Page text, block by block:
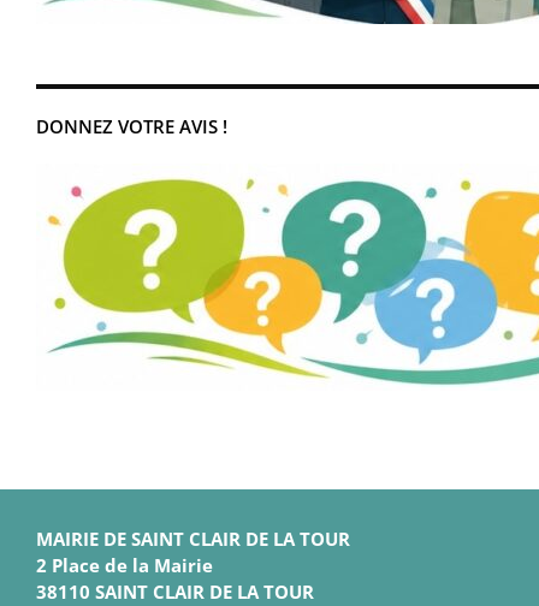
DONNEZ VOTRE AVIS !
MAIRIE DE SAINT CLAIR DE LA TOUR
2 Place de la Mairie
38110 SAINT CLAIR DE LA TOUR